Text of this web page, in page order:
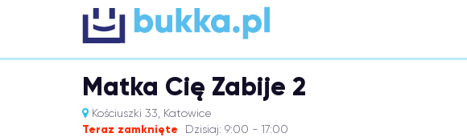
Matka Cię Zabije 2
Kościuszki 33, Katowice
Teraz zamknięte Dzisiaj: 9:00 - 17:00